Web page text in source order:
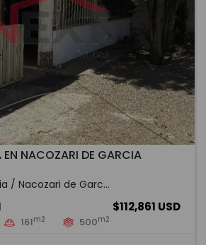
EN NACOZARI DE GARCIA
/ Nacozari de Garc...
$112,861 USD
161m2 500m2